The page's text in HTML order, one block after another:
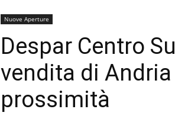
Nuove Aperture
Despar Centro
vendita di
prossimità